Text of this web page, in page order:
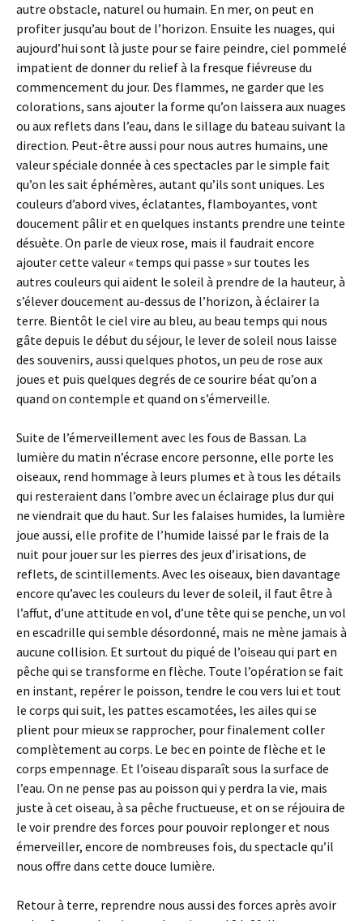
autre obstacle, naturel ou humain. En mer, on peut en
profiter jusqu’au bout de l’horizon. Ensuite les nuages, qui
aujourd’hui sont là juste pour se faire peindre, ciel pommelé
impatient de donner du relief à la fresque fiévreuse du
commencement du jour. Des flammes, ne garder que les
colorations, sans ajouter la forme qu’on laissera aux nuages
ou aux reflets dans l’eau, dans le sillage du bateau suivant la
direction. Peut-être aussi pour nous autres humains, une
valeur spéciale donnée à ces spectacles par le simple fait
qu’on les sait éphémères, autant qu’ils sont uniques. Les
couleurs d’abord vives, éclatantes, flamboyantes, vont
doucement pâlir et en quelques instants prendre une teinte
désuète. On parle de vieux rose, mais il faudrait encore
ajouter cette valeur « temps qui passe » sur toutes les
autres couleurs qui aident le soleil à prendre de la hauteur, à
s’élever doucement au-dessus de l’horizon, à éclairer la
terre. Bientôt le ciel vire au bleu, au beau temps qui nous
gâte depuis le début du séjour, le lever de soleil nous laisse
des souvenirs, aussi quelques photos, un peu de rose aux
joues et puis quelques degrés de ce sourire béat qu’on a
quand on contemple et quand on s’émerveille.
Suite de l’émerveillement avec les fous de Bassan. La
lumière du matin n’écrase encore personne, elle porte les
oiseaux, rend hommage à leurs plumes et à tous les détails
qui resteraient dans l’ombre avec un éclairage plus dur qui
ne viendrait que du haut. Sur les falaises humides, la lumière
joue aussi, elle profite de l’humide laissé par le frais de la
nuit pour jouer sur les pierres des jeux d’irisations, de
reflets, de scintillements. Avec les oiseaux, bien davantage
encore qu’avec les couleurs du lever de soleil, il faut être à
l’affut, d’une attitude en vol, d’une tête qui se penche, un vol
en escadrille qui semble désordonné, mais ne mène jamais à
aucune collision. Et surtout du piqué de l’oiseau qui part en
pêche qui se transforme en flèche. Toute l’opération se fait
en instant, repérer le poisson, tendre le cou vers lui et tout
le corps qui suit, les pattes escamotées, les ailes qui se
plient pour mieux se rapprocher, pour finalement coller
complètement au corps. Le bec en pointe de flèche et le
corps empennage. Et l’oiseau disparaît sous la surface de
l’eau. On ne pense pas au poisson qui y perdra la vie, mais
juste à cet oiseau, à sa pêche fructueuse, et on se réjouira de
le voir prendre des forces pour pouvoir replonger et nous
émerveiller, encore de nombreuses fois, du spectacle qu’il
nous offre dans cette douce lumière.
Retour à terre, reprendre nous aussi des forces après avoir